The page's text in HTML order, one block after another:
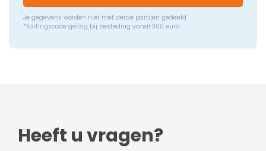
Je gegevens worden niet met derde partijen gedeeld
*Kortingscode geldig bij besteding vanaf 300 euro
Heeft u vragen?